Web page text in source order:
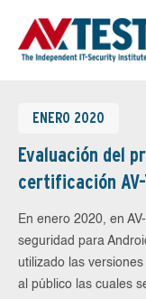
ENERO 2020
Evaluación del
certificación AV-
En enero 2020, en
seguridad para
utilizado las
al público las cuales